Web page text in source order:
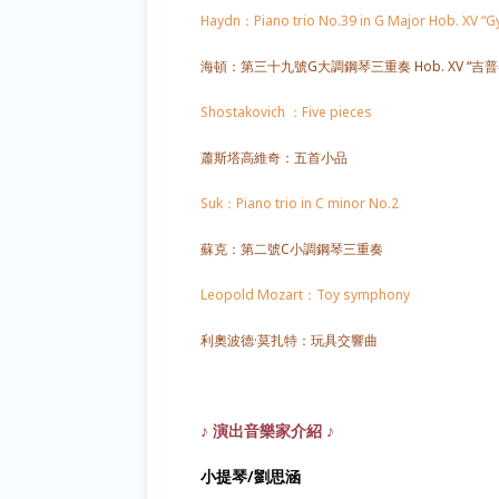
Haydn：Piano trio No.39 in G Major Hob. XV
海頓：第三十九號G大調鋼琴三重奏 Hob. XV “吉普
Shostakovich ：Five pieces
蕭斯塔高維奇：五首小品
Suk：Piano trio in C minor No.2
蘇克：第二號C小調鋼琴三重奏
Leopold Mozart：Toy symphony
利奧波德·莫扎特：玩具交響曲
♪ 演出音樂家介紹 ♪
小提琴/劉思涵